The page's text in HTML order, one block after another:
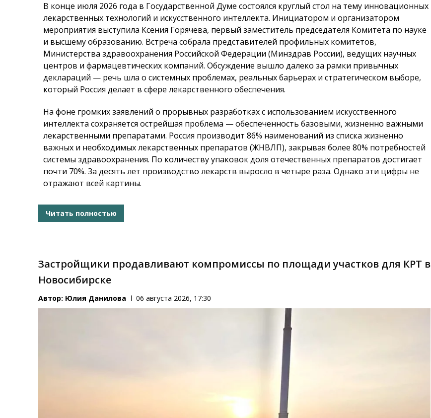
В конце июля 2026 года в Государственной Думе состоялся круглый стол на тему инновационных
лекарственных технологий и искусственного интеллекта. Инициатором и организатором
мероприятия выступила Ксения Горячева, первый заместитель председателя Комитета по науке
и высшему образованию. Встреча собрала представителей профильных комитетов,
Министерства здравоохранения Российской Федерации (Минздрав России), ведущих научных
центров и фармацевтических компаний. Обсуждение вышло далеко за рамки привычных
деклараций — речь шла о системных проблемах, реальных барьерах и стратегическом выборе,
который Россия делает в сфере лекарственного обеспечения.
На фоне громких заявлений о прорывных разработках с использованием искусственного
интеллекта сохраняется острейшая проблема — обеспеченность базовыми, жизненно важными
лекарственными препаратами. Россия производит 86% наименований из списка жизненно
важных и необходимых лекарственных препаратов (ЖНВЛП), закрывая более 80% потребностей
системы здравоохранения. По количеству упаковок доля отечественных препаратов достигает
почти 70%. За десять лет производство лекарств выросло в четыре раза. Однако эти цифры не
отражают всей картины.
Читать полностью
Застройщики продавливают компромиссы по площади участков для КРТ в
Новосибирске
Автор: Юлия Данилова 06 августа 2026, 17:30